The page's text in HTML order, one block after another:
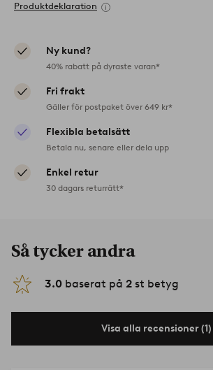
Produktdeklaration
Ny kund?
40% rabatt på dyraste varan*
Fri frakt
Gäller för postpaket över 649 kr*
Flexibla betalsätt
Betala nu, senare eller dela upp
Enkel retur
30 dagars returrätt*
Så tycker andra
3.0 baserat på 2 st betyg
Visa alla recensioner (1)